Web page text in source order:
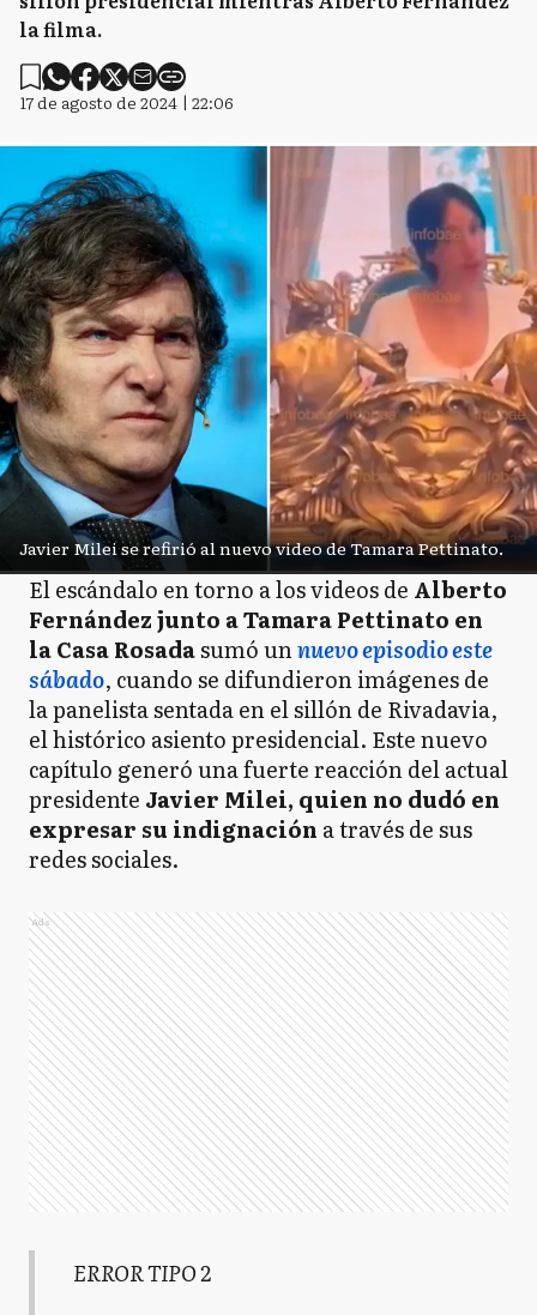
la filma.
17 de agosto de 2024 | 22:06
Javier Milei se refirió al nuevo video de Tamara Pettinato.
El escándalo en torno a los videos de Alberto
Fernández junto a Tamara Pettinato en
la Casa Rosadasumó unnuevo episodio este
sábado, cuando se difundieron imágenes de
la panelista sentada en el sillón de Rivadavia,
el histórico asiento presidencial. Este nuevo
capítulo generó una fuerte reacción del actual
presidente Javier Milei, quien no dudó en
expresar su indignación a través de sus
redes sociales.
Ads
ERROR TIPO 2